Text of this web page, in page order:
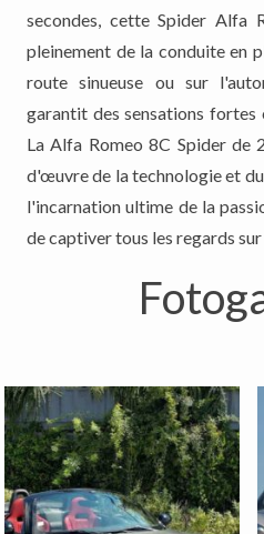
secondes, cette Spider Alfa
pleinement de la conduite en
route sinueuse ou sur
garantit des sensations fortes
La Alfa Romeo 8C Spider de
d'œuvre de la technologie et
l'incarnation ultime de la
de captiver tous les regards sur